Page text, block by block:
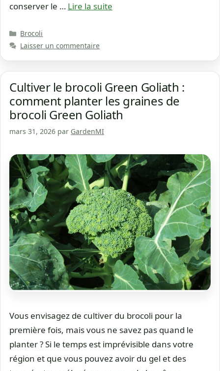
conserver le … Lire la suite
Catégories
Brocoli
Laisser un commentaire
Cultiver le brocoli Green Goliath :
comment planter les graines de
brocoli Green Goliath
mars 31, 2026 par GardenMI
Vous envisagez de cultiver du brocoli pour la
première fois, mais vous ne savez pas quand le
planter ? Si le temps est imprévisible dans votre
région et que vous pouvez avoir du gel et des